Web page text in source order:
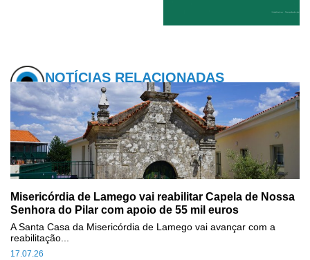
NOTÍCIAS RELACIONADAS
Misericórdia de Lamego vai reabilitar Capela de Nossa
Senhora do Pilar com apoio de 55 mil euros
17.07.26
A Santa Casa da Misericórdia de Lamego vai avançar com a
reabilitação...